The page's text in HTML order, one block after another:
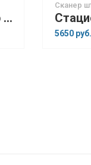
Беспроводной сканер штрих-кодов G-SENSE IS1402BT HD 2D
Сканер
5650 руб.